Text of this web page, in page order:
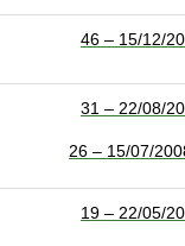
46 – 15/12/
31 – 22/08/
26 – 15/07/
19 – 22/05/